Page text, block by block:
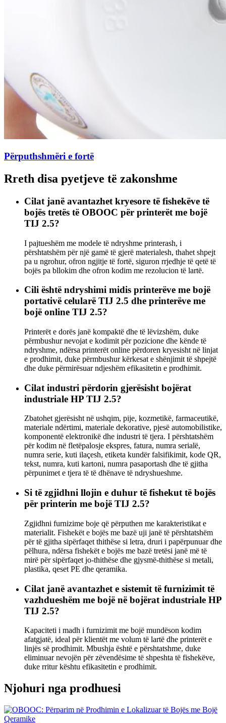
Përputhshmëri e fortë
Rreth disa pyetjeve të zakonshme
Cilat janë avantazhet kryesore të fishekëve të
bojës tretës të OBOOC për printerët me bojë
TIJ 2.5?
I pajtueshëm me modele të ndryshme printerash, i
përshtatshëm për një gamë të gjerë materialesh, thahet shpejt
pa u ngrohur, ofron ngjitje të fortë, siguron rrjedhje të qetë të
bojës pa bllokim dhe ofron kodim me rezolucion të lartë.
Cili është ndryshimi midis printerëve me bojë
portativë celularë TIJ 2.5 dhe printerëve me
bojë online TIJ 2.5?
Printerët e dorës janë kompaktë dhe të lëvizshëm, duke
përmbushur nevojat e kodimit për pozicione dhe kënde të
ndryshme, ndërsa printerët online përdoren kryesisht në linjat
e prodhimit, duke përmbushur kërkesat e shënjimit të shpejtë
dhe duke përmirësuar ndjeshëm efikasitetin e prodhimit.
Cilat industri përdorin gjerësisht bojërat
industriale HP TIJ 2.5?
Zbatohet gjerësisht në ushqim, pije, kozmetikë, farmaceutikë,
materiale ndërtimi, materiale dekorative, pjesë automobilistike,
komponentë elektronikë dhe industri të tjera. I përshtatshëm
për kodim në fletëpalosje ekspres, fatura, numra serialë,
numra serie, kuti ilaçesh, etiketa kundër falsifikimit, kode QR,
tekst, numra, kuti kartoni, numra pasaportash dhe të gjitha
përpunimet e tjera të të dhënave të ndryshueshme.
Si të zgjidhni llojin e duhur të fishekut të bojës
për printerin me bojë TIJ 2.5?
Zgjidhni furnizime boje që përputhen me karakteristikat e
materialit. Fishekët e bojës me bazë uji janë të përshtatshëm
për të gjitha sipërfaqet thithëse si letra, druri i papërpunuar dhe
pëlhura, ndërsa fishekët e bojës me bazë tretësi janë më të
mirë për sipërfaqet jo-thithëse dhe gjysmë-thithëse si metali,
plastika, qeset PE dhe qeramika.
Cilat janë avantazhet e sistemit të furnizimit të
vazhdueshëm me bojë në bojërat industriale HP
TIJ 2.5?
Kapaciteti i madh i furnizimit me bojë mundëson kodim
afatgjatë, ideal për klientët me volum të lartë dhe printerët e
linjës së prodhimit. Mbushja është e përshtatshme, duke
eliminuar nevojën për zëvendësime të shpeshta të fishekëve,
duke rritur kështu efikasitetin e prodhimit.
Njohuri nga prodhuesi